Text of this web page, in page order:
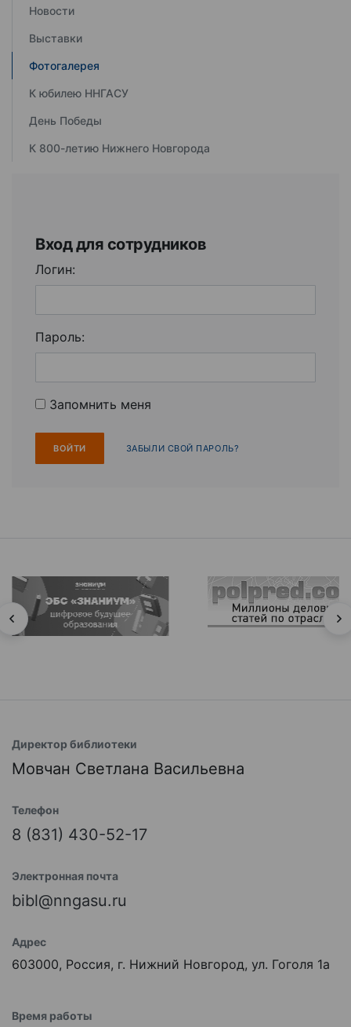
Новости
Выставки
Фотогалерея
К юбилею ННГАСУ
День Победы
К 800-летию Нижнего Новгорода
Вход для сотрудников
Логин:
Пароль:
Запомнить меня
ЗАБЫЛИ СВОЙ ПАРОЛЬ?
Директор библиотеки
Мовчан Светлана Васильевна
Телефон
8 (831) 430-52-17
Электронная почта
bibl@nngasu.ru
Адрес
603000, Россия, г. Нижний Новгород, ул. Гоголя 1а
Время работы